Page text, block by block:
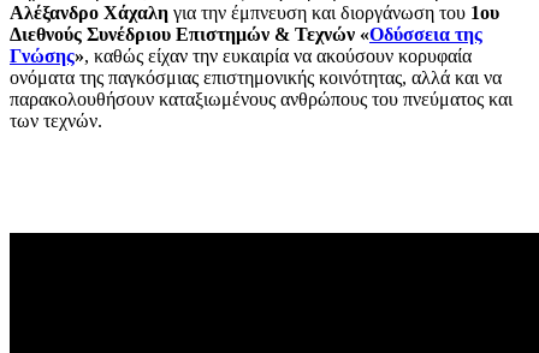
Αλέξανδρο Χάχαλη για την έμπνευση και διοργάνωση του 1ου
Διεθνούς Συνέδριου Επιστημών & Τεχνών «Οδύσσεια της
Γνώσης», καθώς είχαν την ευκαιρία να ακούσουν κορυφαία
ονόματα της παγκόσμιας επιστημονικής κοινότητας, αλλά και να
παρακολουθήσουν καταξιωμένους ανθρώπους του πνεύματος και
των τεχνών.